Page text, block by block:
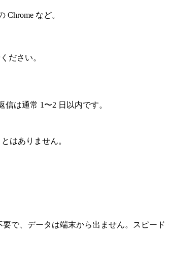
Chrome など。
ださい。
は通常 1〜2 日以内です。
はありません。
で、データは端末から出ません。スピード